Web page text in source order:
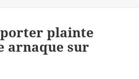
plainte
arnaque sur